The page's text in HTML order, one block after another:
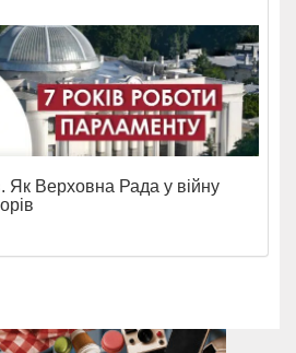
Як Верховна Рада у війну